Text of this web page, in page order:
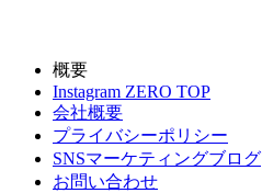
概要
Instagram ZERO TOP
会社概要
プライバシーポリシー
SNSマーケティングブログ
お問い合わせ